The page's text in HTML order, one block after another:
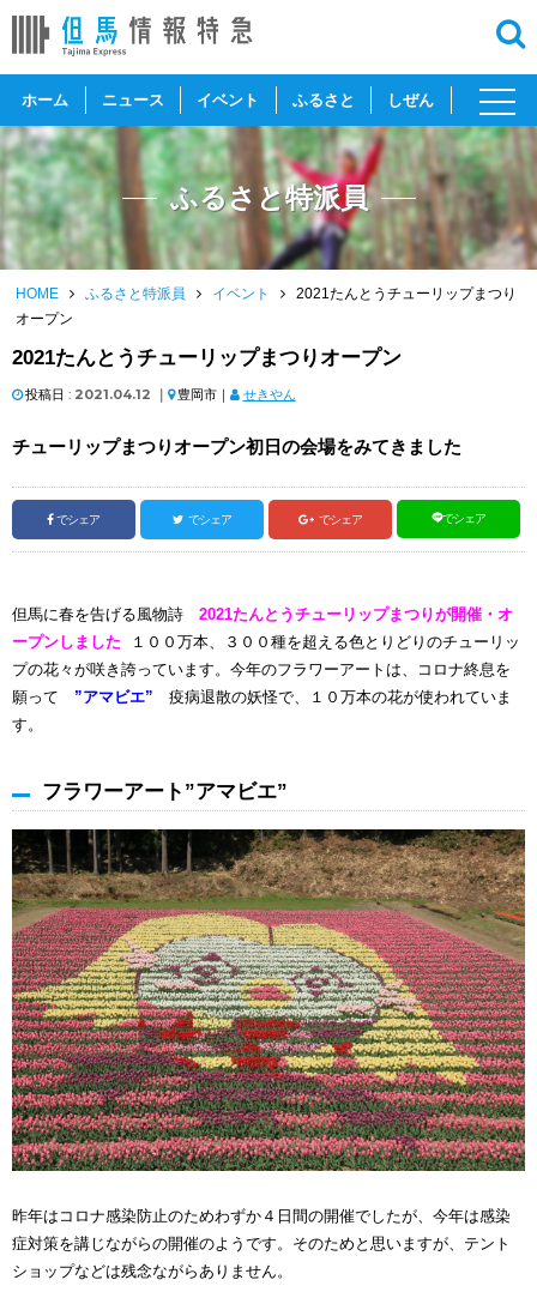
ホーム ニュース イベント ふるさと しぜん
toggle
ふるさと特派員
HOME ふるさと特派員 イベント
2021たんとうチューリップまつり
オープン
2021たんとうチューリップまつりオープン
投稿日 : 2021.04.12 ｜ 豊岡市｜ せきやん
チューリップまつりオープン初日の会場をみてきました
でシェア でシェア でシェア でシェア
但馬に春を告げる風物詩 2021たんとうチューリップまつりが開催・オ
ープンしました
１００万本、３００種を超える色とりどりのチューリッ
プの花々が咲き誇っています。今年のフラワーアートは、コロナ終息を
願って ”アマビエ” 疫病退散の妖怪で、１０万本の花が使われていま
す。
フラワーアート”アマビエ”
昨年はコロナ感染防止のためわずか４日間の開催でしたが、今年は感染
症対策を講じながらの開催のようです。そのためと思いますが、テント
ショップなどは残念ながらありません。